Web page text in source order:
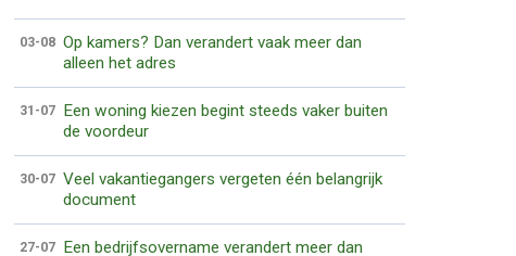
03-08 Op kamers? Dan verandert vaak meer dan
alleen het adres
31-07 Een woning kiezen begint steeds vaker buiten
de voordeur
30-07 Veel vakantiegangers vergeten één belangrijk
document
27-07 Een bedrijfsovername verandert meer dan